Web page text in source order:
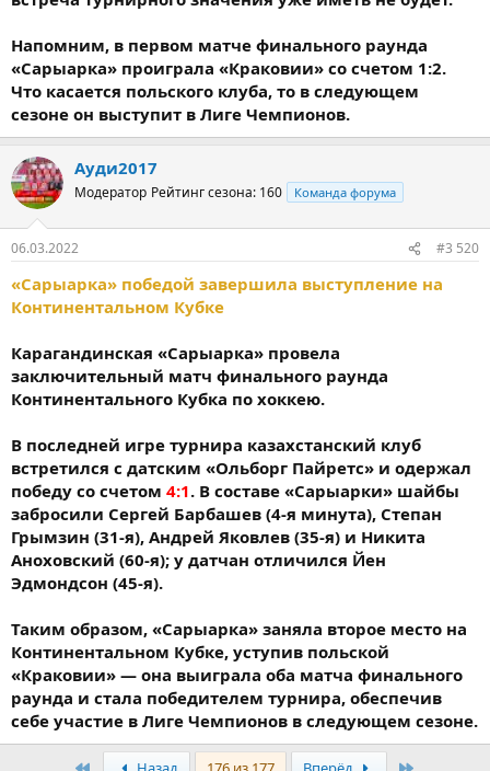
Напомним, в первом матче финального раунда
«Сарыарка» проиграла «Краковии» со счетом 1:2.
Что касается польского клуба, то в следующем
сезоне он выступит в Лиге Чемпионов.
Ауди2017
Модератор Рейтинг сезона: 160 Команда форума
06.03.2022 #3 520
«Сарыарка» победой завершила выступление на
Континентальном Кубке
Карагандинская «Сарыарка» провела
заключительный матч финального раунда
Континентального Кубка по хоккею.
В последней игре турнира казахстанский клуб
встретился с датским «Ольборг Пайретс» и одержал
победу со счетом 4:1. В составе «Сарыарки» шайбы
забросили Сергей Барбашев (4-я минута), Степан
Грымзин (31-я), Андрей Яковлев (35-я) и Никита
Аноховский (60-я); у датчан отличился Йен
Эдмондсон (45-я).
Таким образом, «Сарыарка» заняла второе место на
Континентальном Кубке, уступив польской
«Краковии» — она выиграла оба матча финального
раунда и стала победителем турнира, обеспечив
себе участие в Лиге Чемпионов в следующем сезоне.
Первый